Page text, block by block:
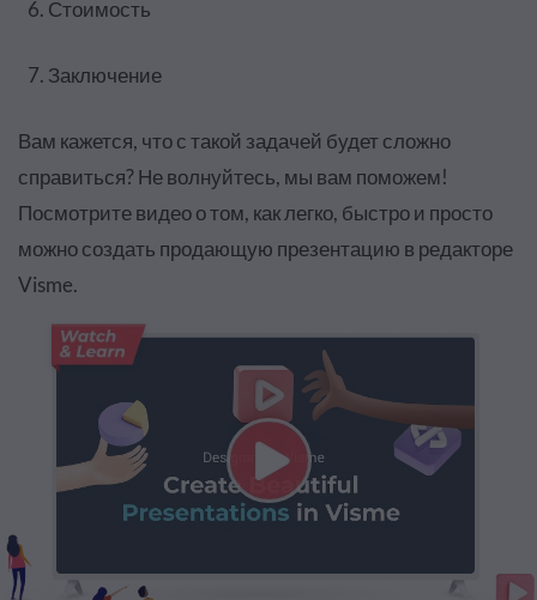
Стоимость
Заключение
Вам кажется, что с такой задачей будет сложно
справиться? Не волнуйтесь, мы вам поможем!
Посмотрите видео о том, как легко, быстро и просто
можно создать продающую презентацию в редакторе
Visme.